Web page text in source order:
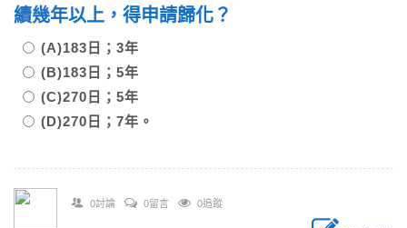
續幾年以上，得申請歸化？
(A)183日；3年
(B)183日；5年
(C)270日；5年
(D)270日；7年。
0討論 0留言 0追蹤